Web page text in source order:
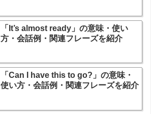
「It’s almost ready」の意味・使い
方・会話例・関連フレーズを紹介
「Can I have this to go?」の意味・
使い方・会話例・関連フレーズを紹介